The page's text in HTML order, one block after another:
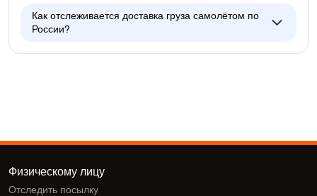
Как отслеживается доставка груза самолётом по
России?
Физическому лицу
Отследить посылку